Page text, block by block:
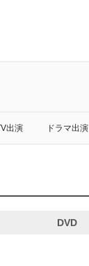
出演 ドラマ出演
DVD